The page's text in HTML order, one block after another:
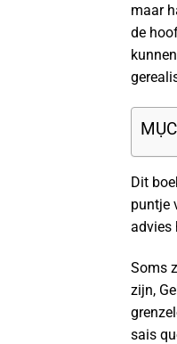
maar
de
Dit
puntje
advies
Soms
zijn,
sais